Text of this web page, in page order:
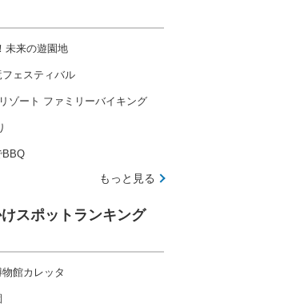
未来の遊園地
ェスティバル
ゾート ファミリーバイキング
BBQ
もっと見る
スポットランキング
館カレッタ